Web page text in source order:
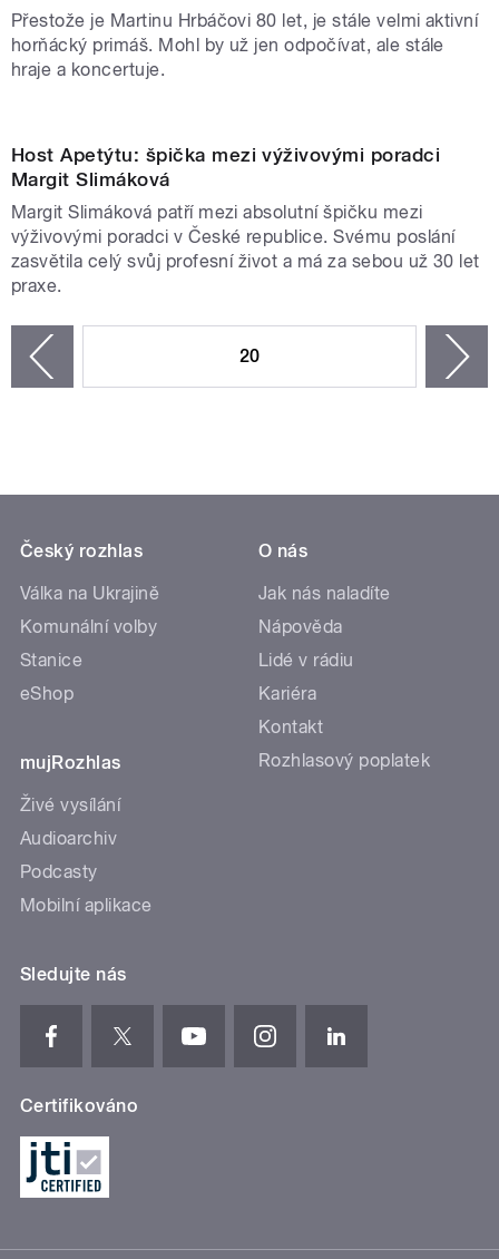
Přestože je Martinu Hrbáčovi 80 let, je stále velmi aktivní
horňácký primáš. Mohl by už jen odpočívat, ale stále
hraje a koncertuje.
Host Apetýtu: špička mezi výživovými poradci
Margit Slimáková
Margit Slimáková patří mezi absolutní špičku mezi
výživovými poradci v České republice. Svému poslání
zasvětila celý svůj profesní život a má za sebou už 30 let
praxe.
20
Český rozhlas
Válka na Ukrajině
Komunální volby
Stanice
eShop
mujRozhlas
Živé vysílání
Audioarchiv
Podcasty
Mobilní aplikace
O nás
Jak nás naladíte
Nápověda
Lidé v rádiu
Kariéra
Kontakt
Rozhlasový poplatek
Sledujte nás
Certifikováno